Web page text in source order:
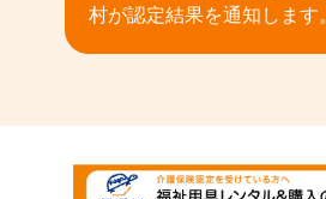
村が認定結果を通知します。